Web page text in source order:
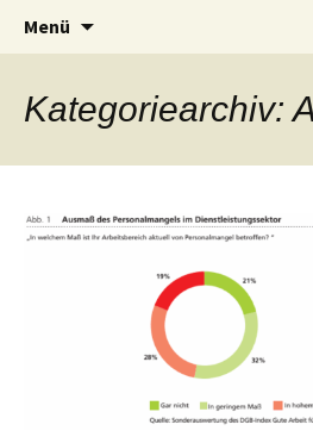
Menü
Kategoriearchiv: